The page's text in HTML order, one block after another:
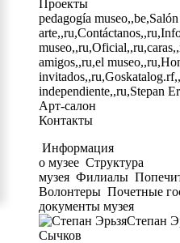
Проекты
pedagogía
amigos,,ru,el
independiente,,ru,Stepan
Арт-салон
Контакты
Информация
о музее Структура
музея Филиалы
Волонтеры Почетные
документы музея
Степан
Сычков